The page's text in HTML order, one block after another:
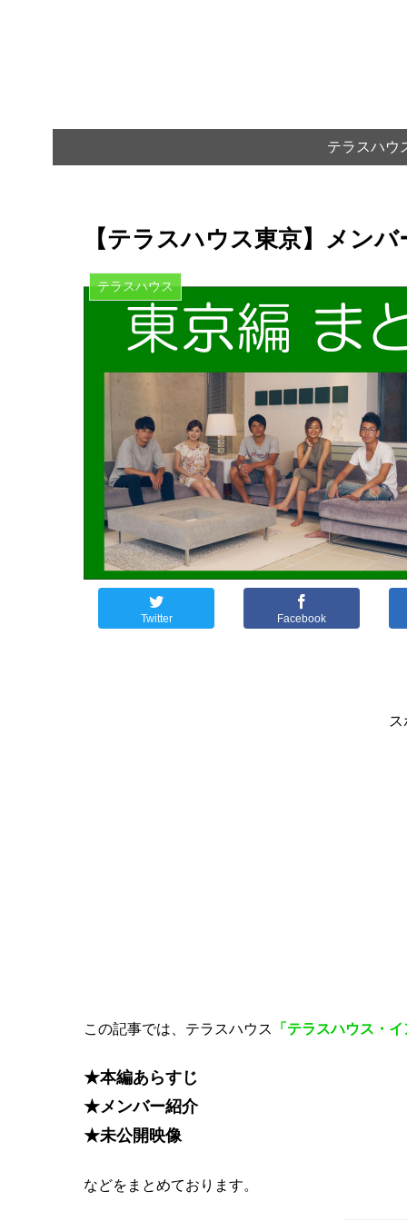
テラスハウ
【テラスハウス東京】メン
テラスハウス
Twitter Facebook
この記事では、テラスハウス 「テラスハウス・
★本編あらすじ
★メンバー紹介
★未公開映像
などをまとめております。